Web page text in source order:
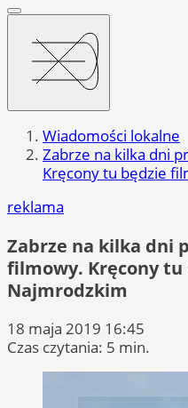
Wiadomości lokalne
Zabrze na kilka dni
Kręcony tu będzie
reklama
Zabrze na kilka dni
filmowy. Kręcony
Najmrodzkim
18 maja 2019 16:45
Czas czytania: 5 min.